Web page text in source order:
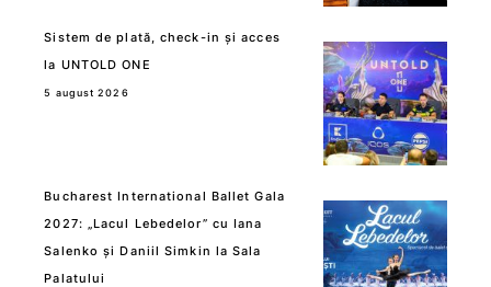
Sistem de plată, check-in și acces
la UNTOLD ONE
5 august 2026
Bucharest International Ballet Gala
2027: „Lacul Lebedelor” cu Iana
Salenko și Daniil Simkin la Sala
Palatului